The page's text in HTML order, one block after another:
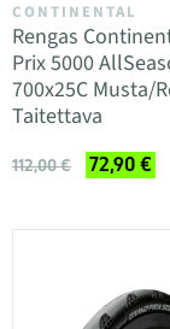
CONTINENTAL
Rengas
Prix 5000
700x25C Musta/
Taitettava
112,00 € 72,90 €